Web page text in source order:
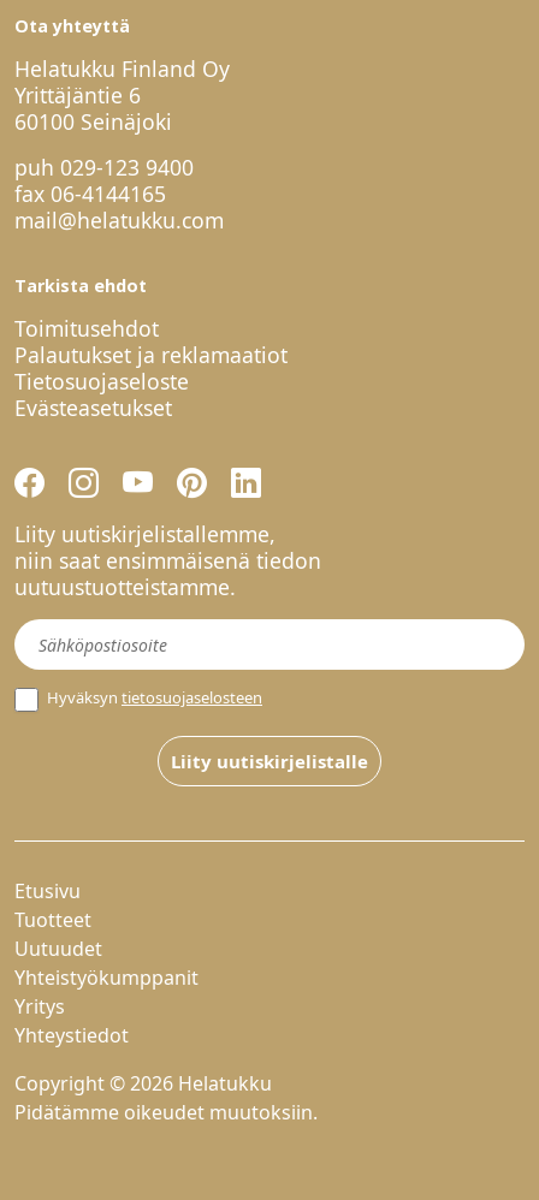
Ota yhteyttä
Helatukku Finland Oy
Yrittäjäntie 6
60100 Seinäjoki
puh 029-123 9400
fax 06-4144165
mail@helatukku.com
Tarkista ehdot
Toimitusehdot
Palautukset ja reklamaatiot
Tietosuojaseloste
Evästeasetukset
Liity uutiskirjelistallemme,
niin saat ensimmäisenä tiedon
uutuustuotteistamme.
Uutiskirje
Hyväksyn tietosuojaselosteen
Liity uutiskirjelistalle
Etusivu
Tuotteet
Uutuudet
Yhteistyökumppanit
Yritys
Yhteystiedot
Copyright © 2026 Helatukku
Pidätämme oikeudet muutoksiin.